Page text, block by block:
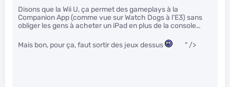
Disons que la Wii U, ça permet des gameplays à la
Companion App (comme vue sur Watch Dogs à l’E3) sans
obliger les gens à acheter un iPad en plus de la console…
Mais bon, pour ça, faut sortir des jeux dessus " />